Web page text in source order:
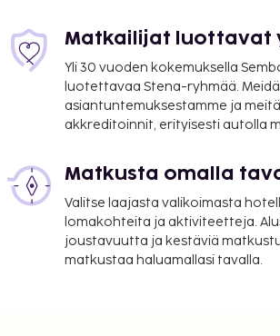
Matkailijat luottavat
Yli 30 vuoden kokemuksella
luotettavaa Stena-ryhmää.
asiantuntemuksestamme ja
akkreditoinnit, erityisesti autolla
Matkusta omalla
Valitse laajasta valikoimasta
lomakohteita ja aktiviteetteja.
joustavuutta ja kestäviä
matkustaa haluamallasi tavalla.